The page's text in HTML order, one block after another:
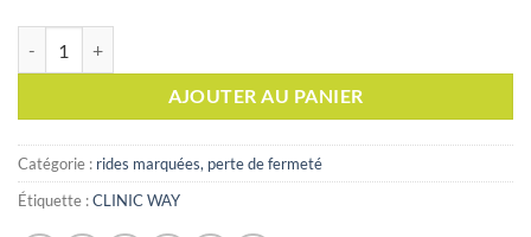
AJOUTER AU PANIER
Catégorie : rides marquées, perte de fermeté
Étiquette :CLINIC WAY